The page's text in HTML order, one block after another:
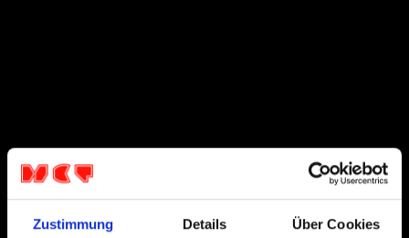
Zustimmung Details Über Cookies